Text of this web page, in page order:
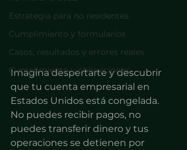
Estrategia para no residentes.
Cumplimiento y formularios
Casos, resultados y errores reales
Cumplimiento y obligaciones
Imagina despertarte y descubrir
que tu cuenta empresarial en
Estados Unidos está congelada.
No puedes recibir pagos, no
puedes transferir dinero y tus
operaciones se detienen por